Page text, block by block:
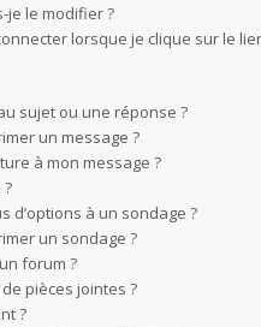
je le modifier ?
lorsque je clique sur le
sujet ou une réponse ?
un message ?
à mon message ?
d’options à un sondage ?
un sondage ?
forum ?
pièces jointes ?
?